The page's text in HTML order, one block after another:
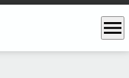
menu